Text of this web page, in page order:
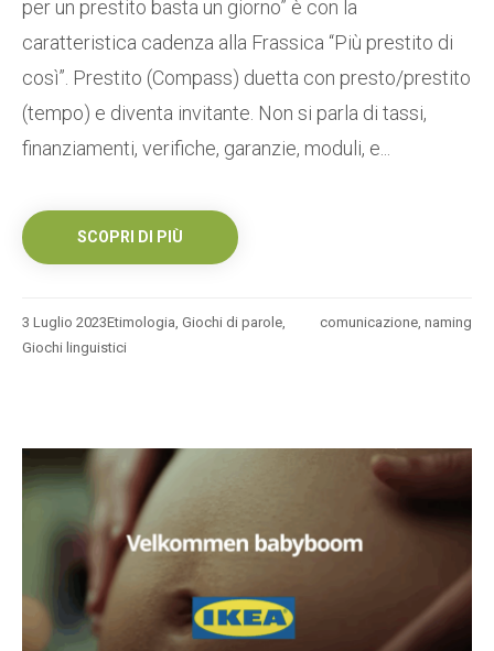
per un prestito basta un giorno” è con la
caratteristica cadenza alla Frassica “Più prestito di
così”. Prestito (Compass) duetta con presto/prestito
(tempo) e diventa invitante. Non si parla di tassi,
finanziamenti, verifiche, garanzie, moduli, e...
SCOPRI DI PIÙ
3 Luglio 2023 comunicazione, naming
Etimologia, Giochi di parole,
Giochi linguistici